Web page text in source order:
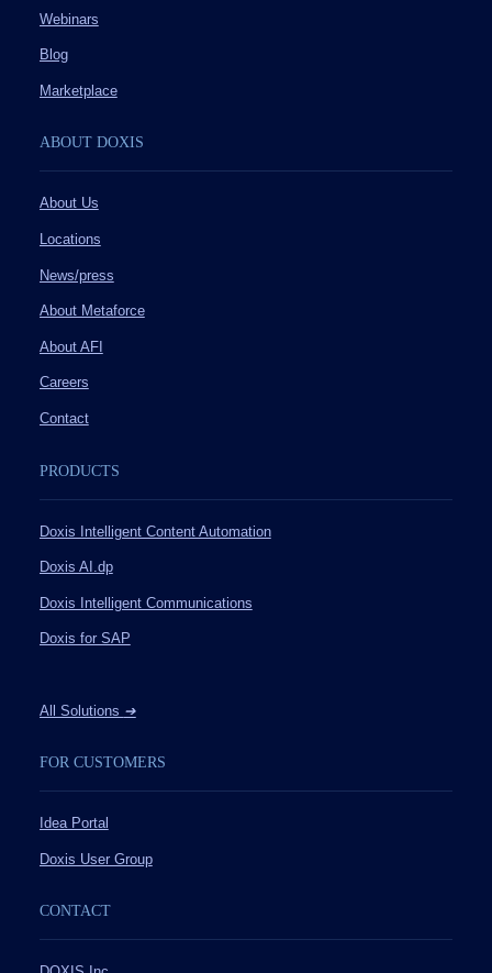
Webinars
Blog
Marketplace
ABOUT DOXIS
About Us
Locations
News/press
About Metaforce
About AFI
Careers
Contact
PRODUCTS
Doxis Intelligent Content Automation
Doxis AI.dp
Doxis Intelligent Communications
Doxis for SAP
All Solutions ➔
FOR CUSTOMERS
Idea Portal
Doxis User Group
CONTACT